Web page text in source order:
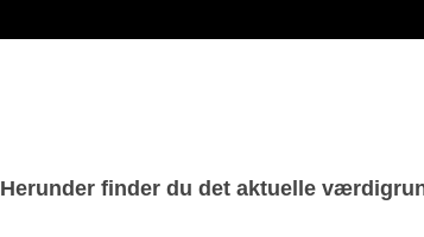
Herunder finder du det aktuelle